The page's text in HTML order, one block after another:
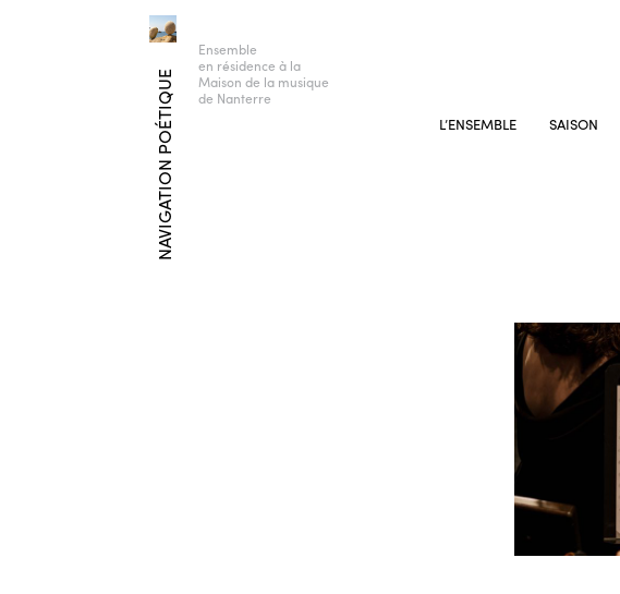
NAVIGATION POÉTIQUE
Ensemble
en résidence à la
Maison de la musique
de Nanterre
L’ENSEMBLE SAISON